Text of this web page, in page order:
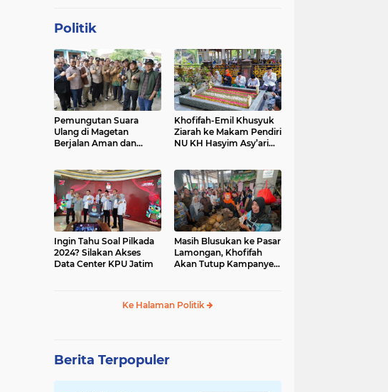
Politik
Pemungutan Suara
Ulang di Magetan
Berjalan Aman dan
Khofifah-Emil Khusyuk
Ziarah ke Makam Pendiri
NU KH Hasyim Asy’ari
Ingin Tahu Soal Pilkada
2024? Silakan Akses
Data Center KPU Jatim
Masih Blusukan ke Pasar
Lamongan, Khofifah
Akan Tutup Kampanye
Ke Halaman Politik
Berita Terpopuler